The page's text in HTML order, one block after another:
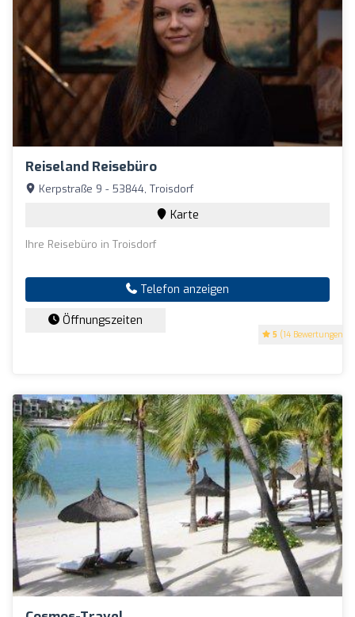
Reiseland Reisebüro
5 (14 Bewertungen)
Kerpstraße 9 - 53844, Troisdorf
Karte
Ihre Reisebüro in Troisdorf
Telefon anzeigen
Öffnungszeiten